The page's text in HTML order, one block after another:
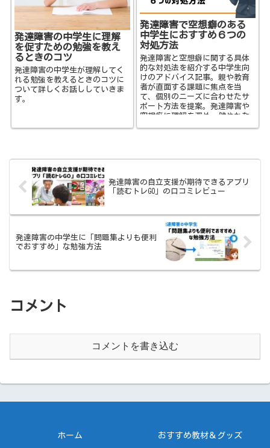
発達障害の中学生に理解
を促すための勉強を教え
るときのコツ
発達障害の中学生が理解してく
れる勉強を教えるときのコツに
ついて詳しくお話ししていきま
す。
発達障害で空想癖のある
中学生におすすめ６つの
対処方法
発達障害と空想癖に関する具体
的な対処法を紹介する中学生向
けのアドバイス記事。親や教育
者が直面する課題に焦点を当
て、個別のニーズに合わせたサ
ポート方法を提案。発達障害や
空想癖に理解を深め、健やかな
発達障害の自立支援が期待できるアプリ
「読むトレGO」の口コミレビュー
発達障害の中学生に「問題集よりも便利
でおすすめ」な勉強方法
コメント
コメントを書き込む
ホーム おすすめ教材＆グッズ